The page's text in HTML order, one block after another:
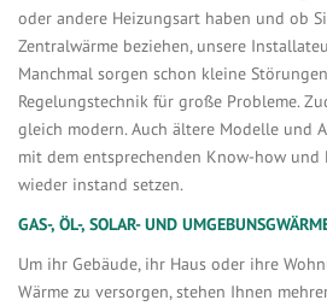
oder andere Heizungsart haben und ob
Zentralwärme beziehen, unsere
Manchmal sorgen schon kleine
Regelungstechnik für große Probleme.
gleich modern. Auch ältere Modelle und
mit dem entsprechenden Know-how und
wieder instand setzen.
GAS-, ÖL-, SOLAR- UND
Um ihr Gebäude, ihr Haus oder ihre
Wärme zu versorgen, stehen Ihnen